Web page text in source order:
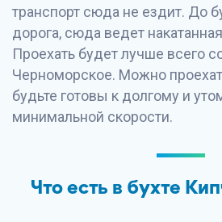
транспорт сюда не ездит. До
дорога, сюда ведет
Проехать будет лучше всего
Черноморское. Можно
будьте готовы к долгому и
минимальной скорости.
Что есть в бухте